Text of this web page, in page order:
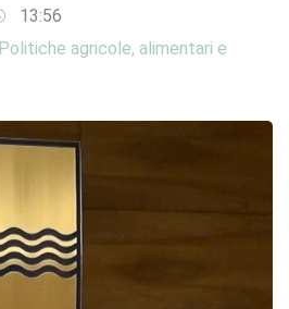
13:56
Politiche agricole, alimentari e